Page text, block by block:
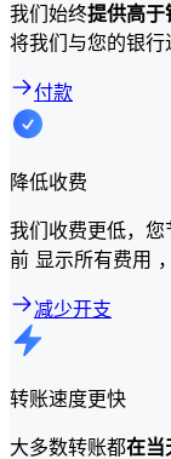
我们始终提供高于
将我们与您的银行
付款
降低收费
我们收费更低，
前 显示所有费用
减少开支
转账速度更快
大多数转账都在当